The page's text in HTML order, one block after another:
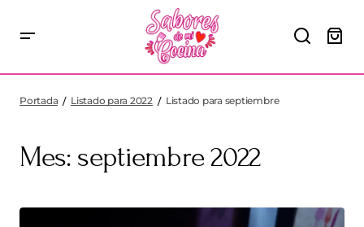
Portada Listado para 2022 Listado para septiembre
Mes: septiembre 2022